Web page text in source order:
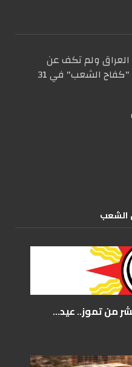
ولم تكف عن
الصدور. عددها الأول صدر باسم "كفاح الشعب" في 31
الشعب
من تموز.. عيد...